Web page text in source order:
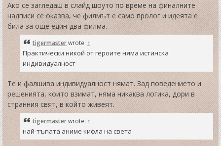
Ако се загледаш в слайд шоуто по време на финалните
надписи се оказва, че филмът е само пролог и идеята е
била за още един-два филма.
tigermasterwrote: ↑
Практически никой от героите няма истинска
индивидуалност
Те и фалшива индивидуалност нямат. Зад поведението и
решенията, които взимат, няма никаква логика, дори в
странния свят, в който живеят.
tigermasterwrote: ↑
най-тъпата аниме кифла на света